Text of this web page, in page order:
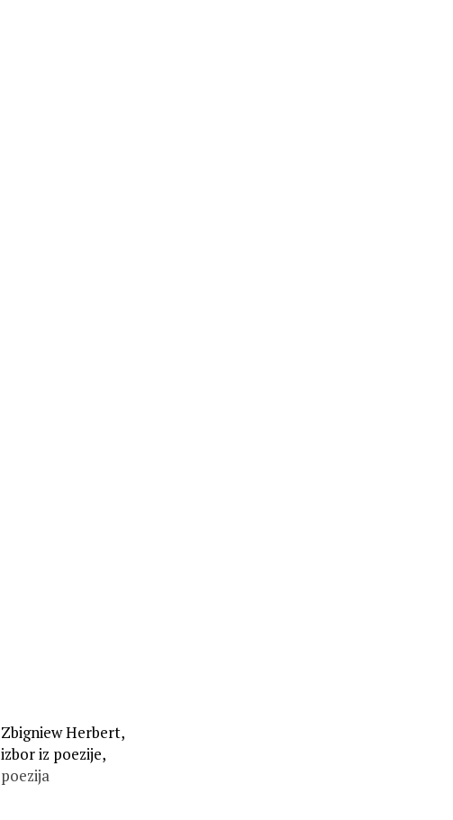
Zbigniew Herbert,
izbor iz poezije,
poezija